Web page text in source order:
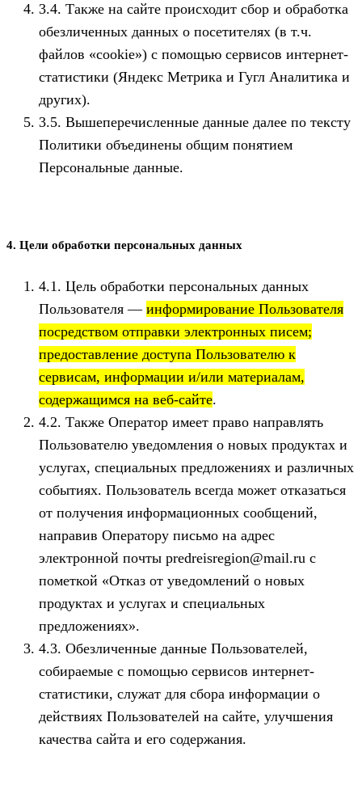
3.4. Также на сайте происходит сбор и обработка
обезличенных данных о посетителях (в т.ч.
файлов «cookie») с помощью сервисов интернет-
статистики (Яндекс Метрика и Гугл Аналитика и
других).
3.5. Вышеперечисленные данные далее по тексту
Политики объединены общим понятием
Персональные данные.
4. Цели обработки персональных данных
4.1. Цель обработки персональных данных
Пользователя — информирование Пользователя
посредством отправки электронных писем;
предоставление доступа Пользователю к
сервисам, информации и/или материалам,
содержащимся на веб-сайте.
4.2. Также Оператор имеет право направлять
Пользователю уведомления о новых продуктах и
услугах, специальных предложениях и различных
событиях. Пользователь всегда может отказаться
от получения информационных сообщений,
направив Оператору письмо на адрес
электронной почты predreisregion@mail.ru с
пометкой «Отказ от уведомлений о новых
продуктах и услугах и специальных
предложениях».
4.3. Обезличенные данные Пользователей,
собираемые с помощью сервисов интернет-
статистики, служат для сбора информации о
действиях Пользователей на сайте, улучшения
качества сайта и его содержания.